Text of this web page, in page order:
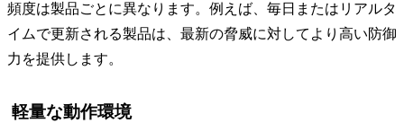
頻度は製品ごとに異なります。例えば、毎日またはリアルタ
イムで更新される製品は、最新の脅威に対してより高い防御
力を提供します。
軽量な動作環境